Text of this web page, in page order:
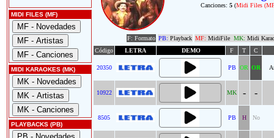
MIDI FILES (MF)
MIDI KARAOKES (MK)
PLAYBACKS (PB)
Canciones: 5 (Midi Files
F: Formato PB: Playback MF: MidiFile MK: Midi
Código
LETRA DEMO F T C
20350 PB OR OR
10922 MK - -
8505 PB H No